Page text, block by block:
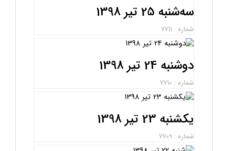
سه‌شنبه 25 تیر 1398
شماره : 7711
دوشنبه 24 تیر 1398
شماره : 7710
یکشنبه 23 تیر 1398
شماره : 7709